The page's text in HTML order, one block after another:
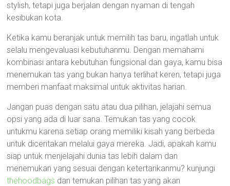
stylish, tetapi juga berjalan dengan nyaman di tengah
kesibukan kota.
Ketika kamu beranjak untuk memilih tas baru, ingatlah untuk
selalu mengevaluasi kebutuhanmu. Dengan memahami
kombinasi antara kebutuhan fungsional dan gaya, kamu bisa
menemukan tas yang bukan hanya terlihat keren, tetapi juga
memberi manfaat maksimal untuk aktivitas harian.
Jangan puas dengan satu atau dua pilihan, jelajahi semua
opsi yang ada di luar sana. Temukan tas yang cocok
untukmu karena setiap orang memiliki kisah yang berbeda
untuk diceritakan melalui gaya mereka. Jadi, apakah kamu
siap untuk menjelajahi dunia tas lebih dalam dan
menemukan yang sesuai dengan ketertarikanmu? kunjungi
thehoodbags dan temukan pilihan tas yang akan